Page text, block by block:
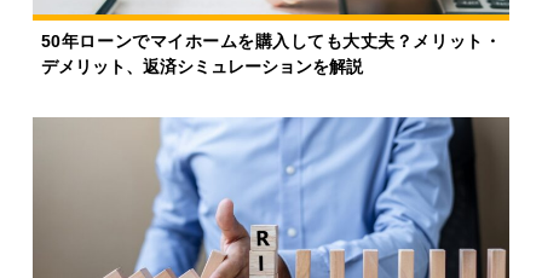
50年ローンでマイホームを購入しても大丈夫？メリット・
デメリット、返済シミュレーションを解説